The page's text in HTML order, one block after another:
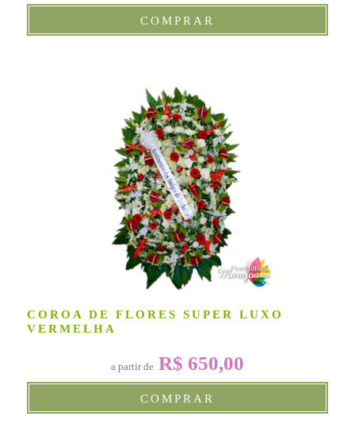
COMPRAR
COROA DE FLORES SUPER LUXO
VERMELHA
a partir de R$ 650,00
COMPRAR